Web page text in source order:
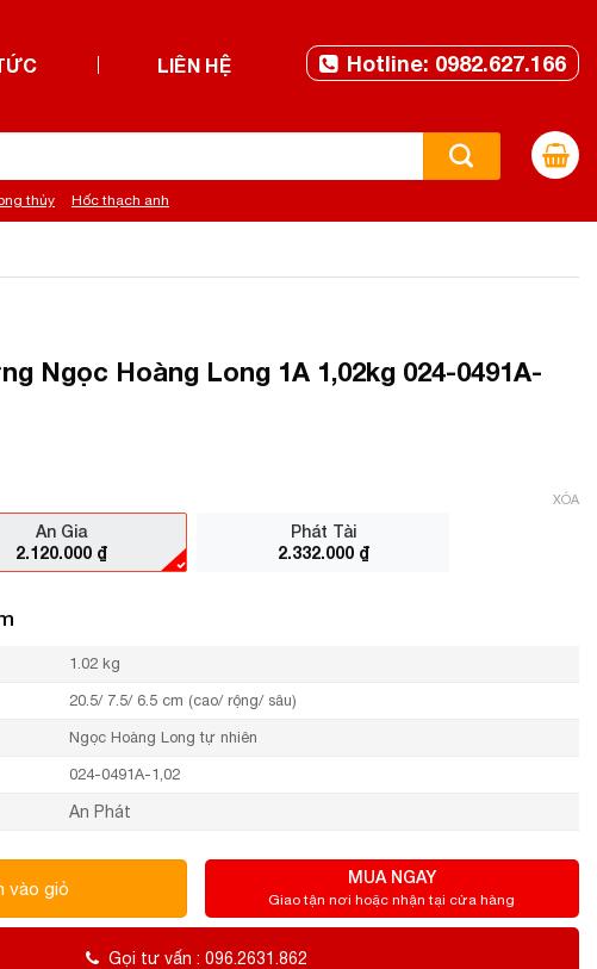
LIÊN HỆ Hotline: 0982.627.166
thủy Hốc thạch anh
Ngọc Hoàng Long 1A 1,02kg 024-0491A-
An Gia
2.120.000 ₫
Phát Tài
2.332.000 ₫
XÓA
1.02 kg
20.5/ 7.5/ 6.5 cm (cao/ rộng/ sâu)
Ngọc Hoàng Long tự nhiên
024-0491A-1,02
An Phát
vào giỏ MUA NGAY
Giao tận nơi hoặc nhận tại cửa hàng
Gọi tư vấn : 096.2631.862